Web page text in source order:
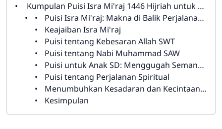
Kumpulan Puisi Isra Mi'raj 1446 Hijriah untuk Anak SD
Puisi Isra Mi'raj: Makna di Balik Perjalanan Nabi Muhammad SAW
Keajaiban Isra Mi'raj
Puisi tentang Kebesaran Allah SWT
Puisi tentang Nabi Muhammad SAW
Puisi untuk Anak SD: Menggugah Semangat Belajar dan Berdoa
Puisi tentang Perjalanan Spiritual
Menumbuhkan Kesadaran dan Kecintaan terhadap Sejarah Islam
Kesimpulan